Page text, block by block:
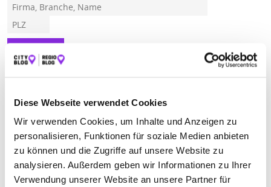
Diese Webseite verwendet Cookies
Wir verwenden Cookies, um Inhalte und Anzeigen zu
personalisieren, Funktionen für soziale Medien anbieten
zu können und die Zugriffe auf unsere Website zu
analysieren. Außerdem geben wir Informationen zu Ihrer
Verwendung unserer Website an unsere Partner für
Finden
ALLE BOGEL FRANKENTHAL STRASSENHAUS
AUTOLACKIEREREI KAISER GMBH
Bahnhofstraße 8| 56357 Bogel DE
+4967725028